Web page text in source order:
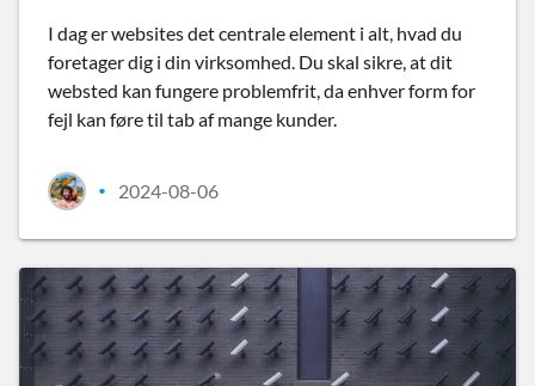
I dag er websites det centrale element i alt, hvad du
foretager dig i din virksomhed. Du skal sikre, at dit
websted kan fungere problemfrit, da enhver form for
fejl kan føre til tab af mange kunder.
• 2024-08-06